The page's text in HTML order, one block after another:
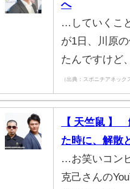
へ
…していくこ
が1日、川原
たんですけど
（出典：スポニチアネック
【 天竺鼠 】
た時に、解散
…お笑いコン
克己さんの